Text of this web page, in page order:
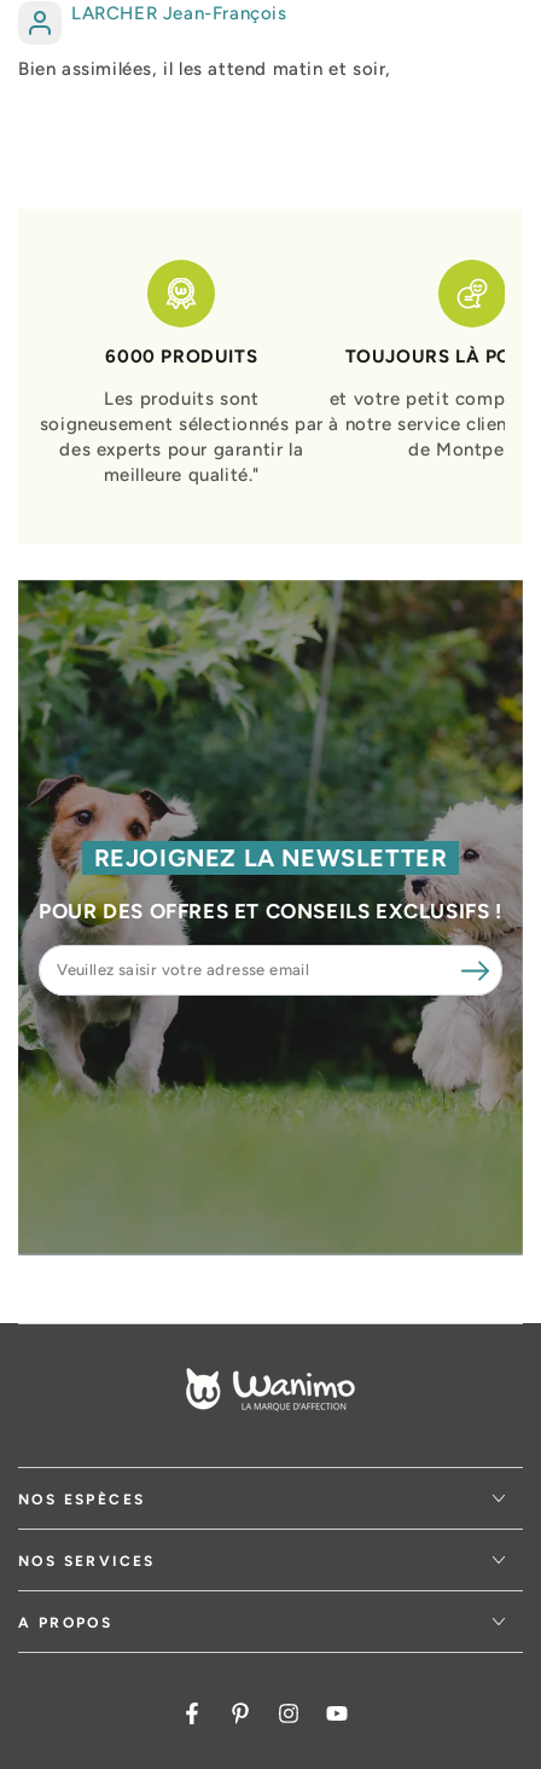
LARCHER Jean-François
Bien assimilées, il les attend matin et soir,
6000 PRODUITS
Les produits sont
soigneusement sélectionnés par
des experts pour garantir la
meilleure qualité."
TOUJOURS LÀ
et votre petit
à notre service clients
de Montpellier
REJOIGNEZ LA NEWSLETTER
POUR DES OFFRES ET CONSEILS EXCLUSIFS !
Veuillez
saisir
votre
adresse
email
NOS ESPÈCES
NOS SERVICES
A PROPOS
FacebookPinterestInstagramYouTube